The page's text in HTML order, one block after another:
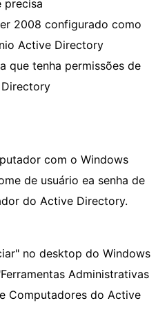
precisa
2008 configurado como
Active Directory
que tenha permissões de
com o Windows
de usuário ea senha de
do Active Directory.
no desktop do Windows
Administrativas
Computadores do Active